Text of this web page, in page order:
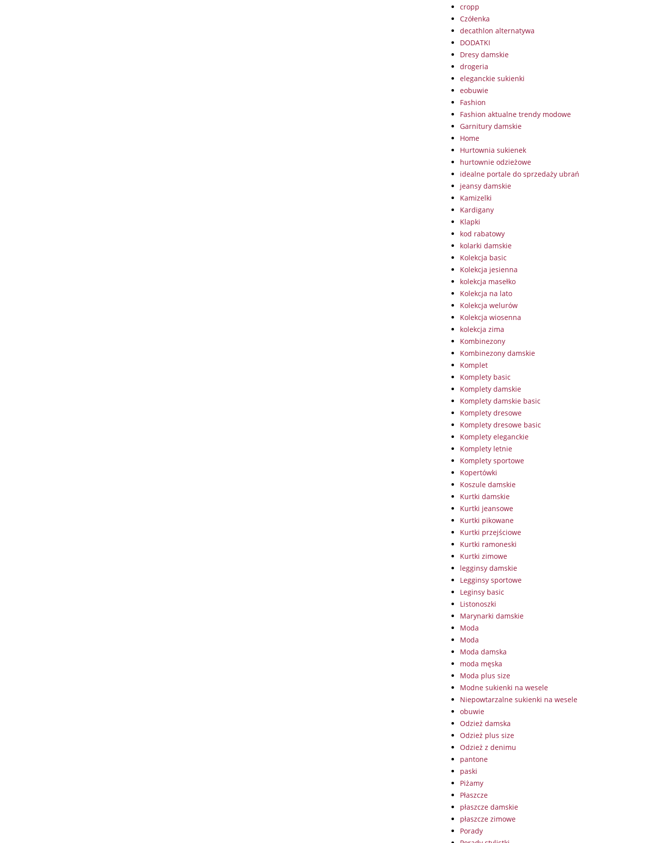
cropp
Czółenka
decathlon alternatywa
DODATKI
Dresy damskie
drogeria
eleganckie sukienki
eobuwie
Fashion
Fashion aktualne trendy modowe
Garnitury damskie
Home
Hurtownia sukienek
hurtownie odzieżowe
idealne portale do sprzedaży ubrań
jeansy damskie
Kamizelki
Kardigany
Klapki
kod rabatowy
kolarki damskie
Kolekcja basic
Kolekcja jesienna
kolekcja masełko
Kolekcja na lato
Kolekcja welurów
Kolekcja wiosenna
kolekcja zima
Kombinezony
Kombinezony damskie
Komplet
Komplety basic
Komplety damskie
Komplety damskie basic
Komplety dresowe
Komplety dresowe basic
Komplety eleganckie
Komplety letnie
Komplety sportowe
Kopertówki
Koszule damskie
Kurtki damskie
Kurtki jeansowe
Kurtki pikowane
Kurtki przejściowe
Kurtki ramoneski
Kurtki zimowe
legginsy damskie
Legginsy sportowe
Leginsy basic
Listonoszki
Marynarki damskie
Moda
Moda
Moda damska
moda męska
Moda plus size
Modne sukienki na wesele
Niepowtarzalne sukienki na wesele
obuwie
Odzież damska
Odzież plus size
Odzież z denimu
pantone
paski
Piżamy
Płaszcze
płaszcze damskie
płaszcze zimowe
Porady